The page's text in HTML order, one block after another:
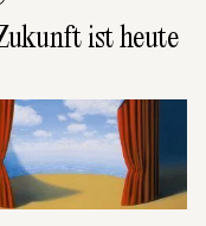
ist heute